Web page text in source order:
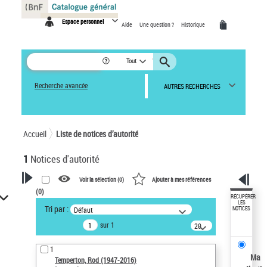
Espace personnel Aide Une question ? Historique
Tout
Recherche avancée AUTRES RECHERCHES
Accueil Liste de notices d’autorité
1 Notices d'autorité
VOTRE RECHERCHE
Recherche avancée dans les
notices d’autorité
Œuvres liées à l'auteur :
Temperton, Rod (1947-2016)
Voir la sélection (0) Ajouter à mes références
(0)
Tri par : Défaut
sur 1
20
résultats/page
1
Temperton, Rod (1947-2016)
RÉCUPÉRER
LES
NOTICES
Ma
Panneau de gestion des cookies